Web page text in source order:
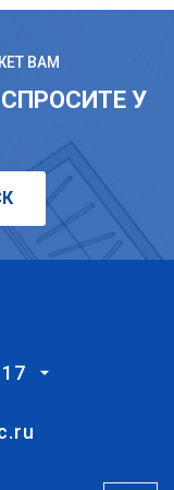
ВАМ
У